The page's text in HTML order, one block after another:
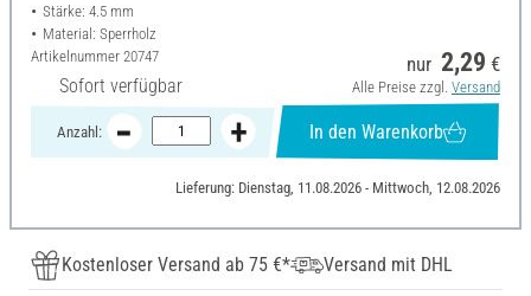
Stärke: 4.5 mm
Material: Sperrholz
Artikelnummer 20747
Sofort verfügbar
nur 2,29 €
Alle Preise zzgl. Versand
Anzahl: In den Warenkorb
Lieferung: Dienstag, 11.08.2026 - Mittwoch, 12.08.2026
Kostenloser Versand ab 75 €*
Versand mit DHL